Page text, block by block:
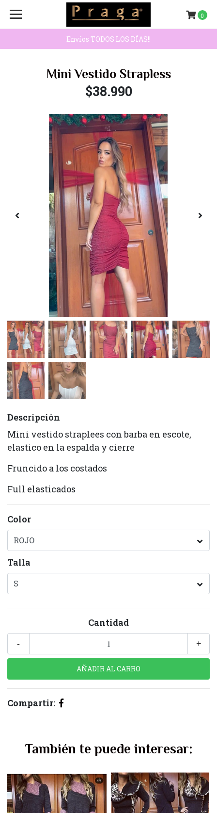
Envíos TODOS LOS DÍAS!!
0
Mini Vestido Strapless
$38.990
Descripción
Mini vestido straplees con barba en escote,
elastico en la espalda y cierre
Fruncido a los costados
Full elasticados
Color
Talla
Cantidad
+
-
Compartir:
También te puede interesar: